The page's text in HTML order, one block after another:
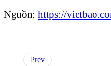
Nguồn: https://
Prev